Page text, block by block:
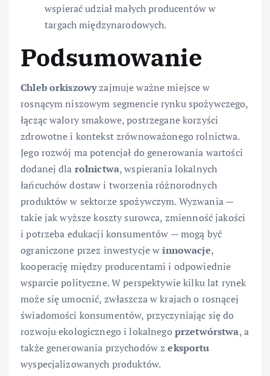
wspierać udział małych producentów w
targach międzynarodowych.
Podsumowanie
Chleb orkiszowyzajmuje ważne miejsce w
rosnącym niszowym segmencie rynku spożywczego,
łącząc walory smakowe, postrzegane korzyści
zdrowotne i kontekst zrównoważonego rolnictwa.
Jego rozwój ma potencjał do generowania wartości
dodanej dla rolnictwa, wspierania lokalnych
łańcuchów dostaw i tworzenia różnorodnych
produktów w sektorze spożywczym. Wyzwania —
takie jak wyższe koszty surowca, zmienność jakości
i potrzeba edukacji konsumentów — mogą być
ograniczone przez inwestycje winnowacje,
kooperację między producentami i odpowiednie
wsparcie polityczne. W perspektywie kilku lat rynek
może się umocnić, zwłaszcza w krajach o rosnącej
świadomości konsumentów, przyczyniając się do
rozwoju ekologicznego i lokalnegoprzetwórstwa, a
także generowania przychodów zeksportu
wyspecjalizowanych produktów.